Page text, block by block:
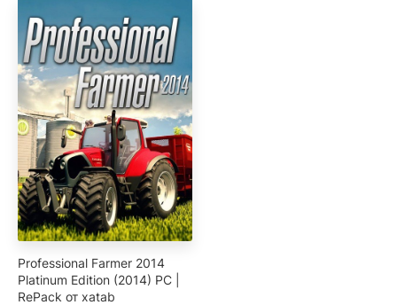
Professional Farmer 2014
Platinum Edition (2014) PC |
RePack от xatab